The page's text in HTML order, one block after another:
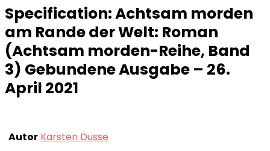
Specification:Achtsam morden
am Rande der Welt: Roman
(Achtsam morden-Reihe, Band
3) Gebundene Ausgabe – 26.
April 2021
Autor Karsten Dusse